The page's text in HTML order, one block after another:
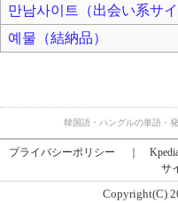
만남사이트（出会い系サイ
예물（結納品）
韓国語・ハングルの単語・
プライバシーポリシー
サ
Copyright(C)